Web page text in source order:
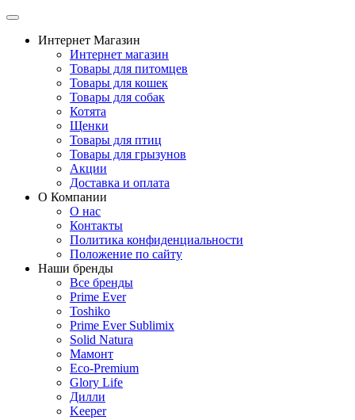
Интернет Магазин
Интернет магазин
Товары для питомцев
Товары для кошек
Товары для собак
Котята
Щенки
Товары для птиц
Товары для грызунов
Акции
Доставка и оплата
О Компании
О нас
Контакты
Политика конфиденциальности
Положение по сайту
Наши бренды
Все бренды
Prime Ever
Toshiko
Prime Ever Sublimix
Solid Natura
Мамонт
Eco-Premium
Glory Life
Дилли
Keeper